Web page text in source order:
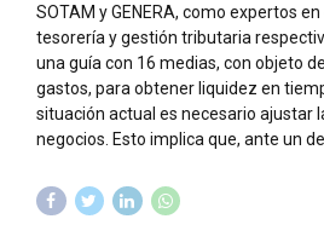
SOTAM y GENERA, como expertos
tesorería y gestión tributaria
una guía con 16 medias, con objeto
gastos, para obtener liquidez en
situación actual es necesario ajustar
negocios. Esto implica que, ante un